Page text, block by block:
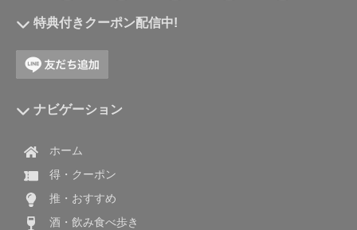
特典付きクーポン配信中!
ナビゲーション
ホーム
得・クーポン
推・おすすめ
酒・飲み食べ歩き